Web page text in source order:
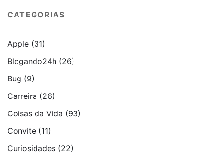
CATEGORIAS
Apple (31)
Blogando24h (26)
Bug (9)
Carreira (26)
Coisas da Vida (93)
Convite (11)
Curiosidades (22)